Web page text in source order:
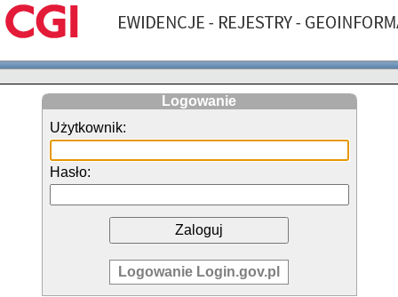
Logowanie
Użytkownik:
Hasło:
Logowanie Login.gov.pl